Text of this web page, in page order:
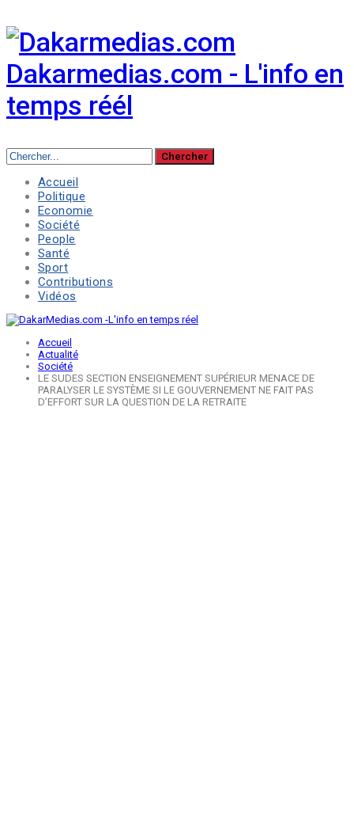
Dakarmedias.com - L'info en
temps réél
Accueil
Politique
Economie
Société
People
Santé
Sport
Contributions
Vidéos
Accueil
Actualité
Société
LE SUDES SECTION ENSEIGNEMENT SUPÉRIEUR MENACE DE
PARALYSER LE SYSTÈME SI LE GOUVERNEMENT NE FAIT PAS
D’EFFORT SUR LA QUESTION DE LA RETRAITE